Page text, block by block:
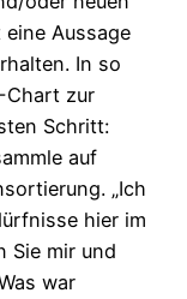
Aussage
In so
Chart zur
Schritt:
auf
„Ich
hier im
Sie mir und
war